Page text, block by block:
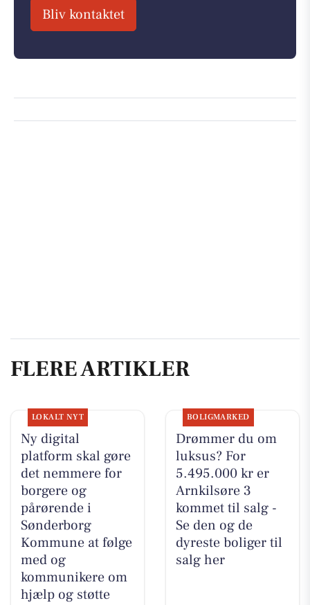
Bliv kontaktet
FLERE ARTIKLER
LOKALT NYT
Ny digital
platform skal gøre
det nemmere for
borgere og
pårørende i
Sønderborg
Kommune at følge
med og
kommunikere om
hjælp og støtte
BOLIGMARKED
Drømmer du om
luksus? For
5.495.000 kr er
Arnkilsøre 3
kommet til salg -
Se den og de
dyreste boliger til
salg her